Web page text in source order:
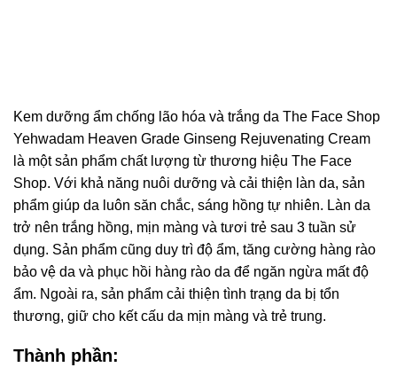
Kem dưỡng ẩm chống lão hóa và trắng da The Face Shop
Yehwadam Heaven Grade Ginseng Rejuvenating Cream
là một sản phẩm chất lượng từ thương hiệu The Face
Shop. Với khả năng nuôi dưỡng và cải thiện làn da, sản
phẩm giúp da luôn săn chắc, sáng hồng tự nhiên. Làn da
trở nên trắng hồng, mịn màng và tươi trẻ sau 3 tuần sử
dụng. Sản phẩm cũng duy trì độ ẩm, tăng cường hàng rào
bảo vệ da và phục hồi hàng rào da để ngăn ngừa mất độ
ẩm. Ngoài ra, sản phẩm cải thiện tình trạng da bị tổn
thương, giữ cho kết cấu da mịn màng và trẻ trung.
Thành phần: